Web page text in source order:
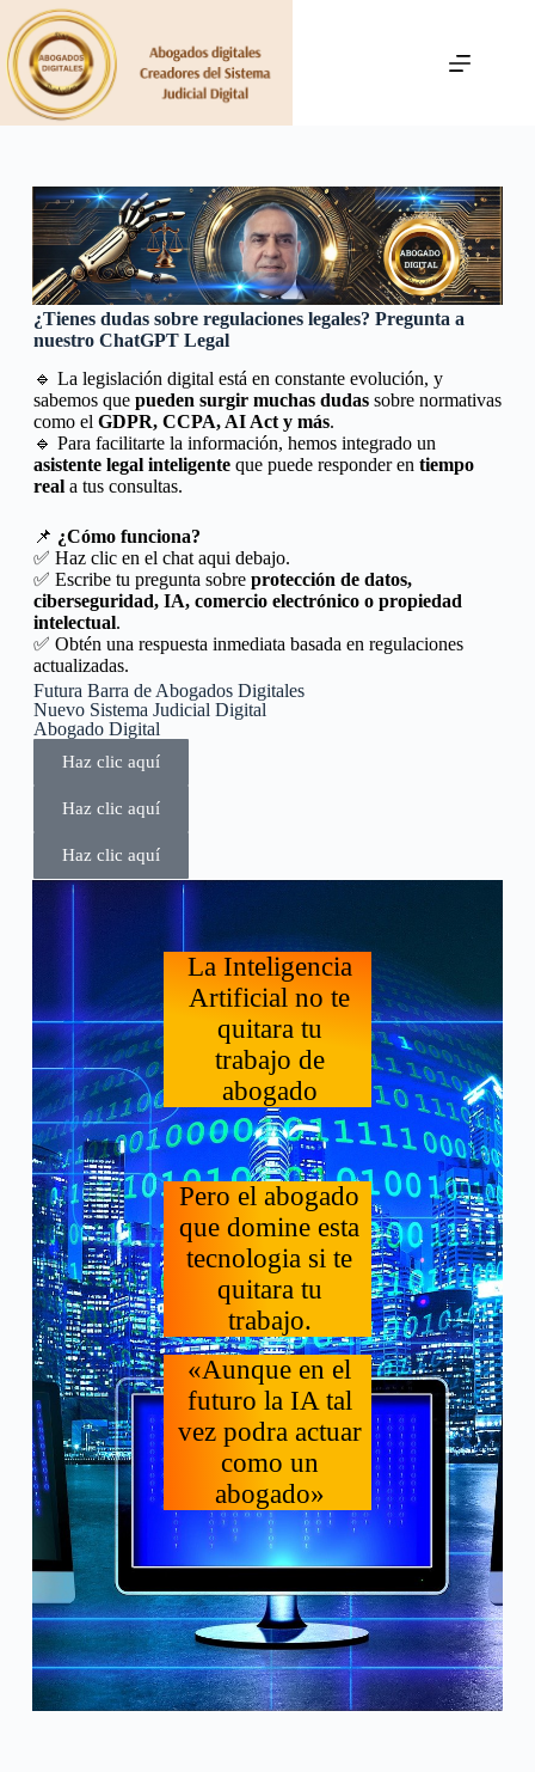
¿Tienes dudas sobre regulaciones legales? Pregunta a
nuestro ChatGPT Legal
🔹 La legislación digital está en constante evolución, y
sabemos que pueden surgir muchas dudassobre normativas
como el GDPR, CCPA, AI Act y más.
🔹 Para facilitarte la información, hemos integrado un
asistente legal inteligenteque puede responder en tiempo
reala tus consultas.
📌 ¿Cómo funciona?
✅ Haz clic en el chat aqui debajo.
✅ Escribe tu pregunta sobre protección de datos,
ciberseguridad, IA, comercio electrónico o propiedad
intelectual.
✅ Obtén una respuesta inmediata basada en regulaciones
actualizadas.
Futura Barra de Abogados Digitales
Nuevo Sistema Judicial Digital
Abogado Digital
Haz clic aquí
Haz clic aquí
Haz clic aquí
La Inteligencia
Artificial no te
quitara tu
trabajo de
abogado
Pero el abogado
que domine esta
tecnologia si te
quitara tu
trabajo.
«Aunque en el
futuro la IA tal
vez podra actuar
como un
abogado»